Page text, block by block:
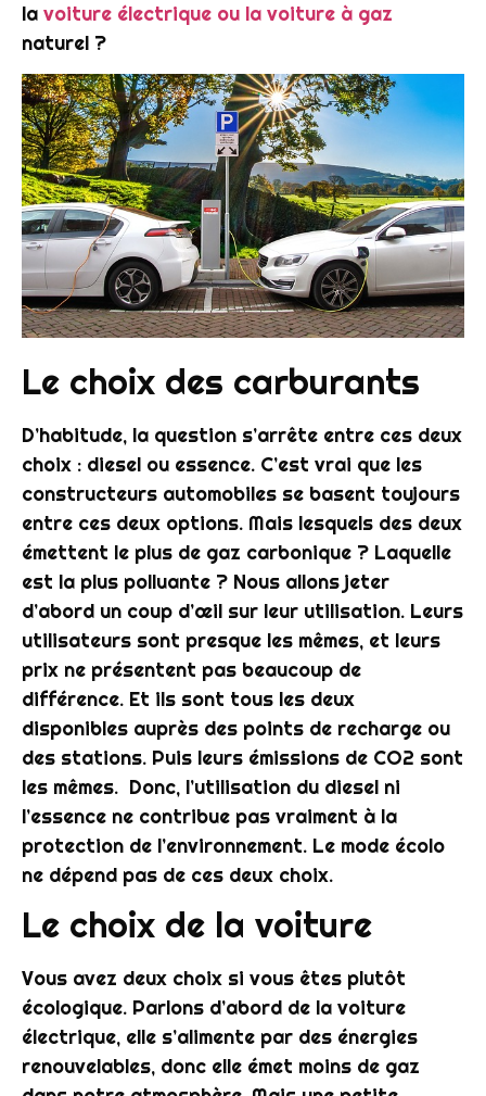
la voiture électrique ou la voiture à gaz
naturel ?
Le choix des carburants
D’habitude, la question s’arrête entre ces deux
choix : diesel ou essence. C’est vrai que les
constructeurs automobiles se basent toujours
entre ces deux options. Mais lesquels des deux
émettent le plus de gaz carbonique ? Laquelle
est la plus polluante ? Nous allons jeter
d’abord un coup d’œil sur leur utilisation. Leurs
utilisateurs sont presque les mêmes, et leurs
prix ne présentent pas beaucoup de
différence. Et ils sont tous les deux
disponibles auprès des points de recharge ou
des stations. Puis leurs émissions de CO2 sont
les mêmes. Donc, l’utilisation du diesel ni
l’essence ne contribue pas vraiment à la
protection de l’environnement. Le mode écolo
ne dépend pas de ces deux choix.
Le choix de la voiture
Vous avez deux choix si vous êtes plutôt
écologique. Parlons d’abord de la voiture
électrique, elle s’alimente par des énergies
renouvelables, donc elle émet moins de gaz